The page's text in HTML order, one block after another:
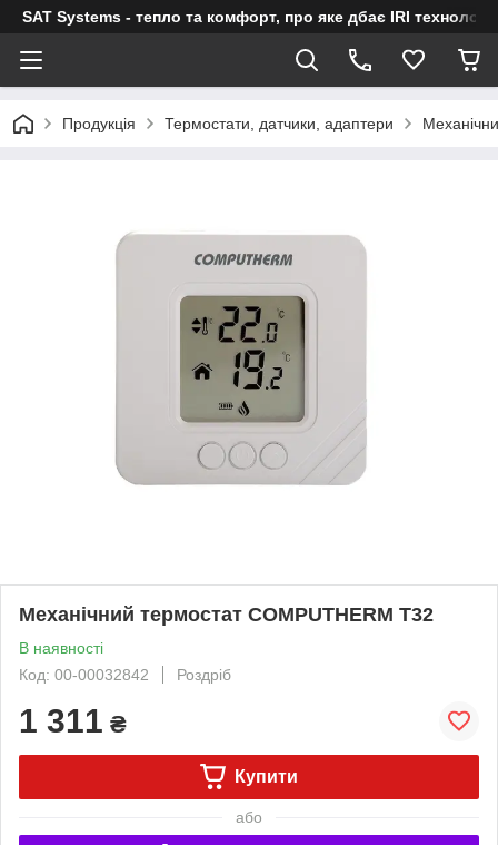
SAT Systems - тепло та комфорт, про яке дбає IRI технологія
Продукція Термостати, датчики, адаптери
Механічний термостат COMPUTHERM T32
В наявності
Код: 00-00032842
Роздріб
1 311 ₴
Купити
або